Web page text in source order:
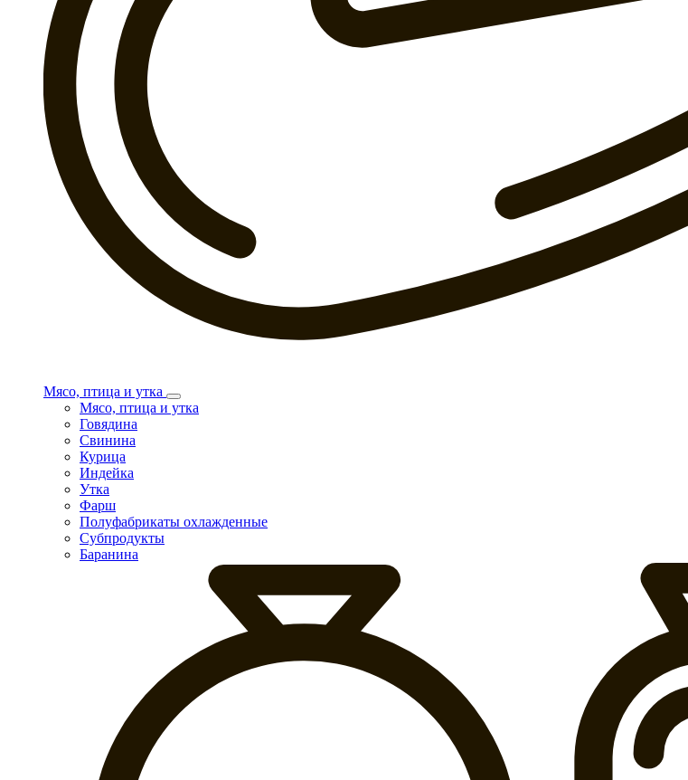
Мясо, птица и утка
Мясо, птица и утка
Говядина
Свинина
Курица
Индейка
Утка
Фарш
Полуфабрикаты охлажденные
Субпродукты
Баранина